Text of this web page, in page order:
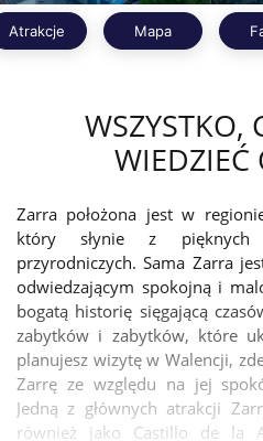
Atrakcje Mapa
WSZYSTKO,
WIEDZIEĆ
Zarra położona jest w
który słynie z
przyrodniczych. Sama Zarra
odwiedzającym spokojną i
bogatą historię sięgającą
zabytków i zabytków, które
planujesz wizytę w Walencji,
Zarrę ze względu na jej
Jedną z głównych atrakcji
również jako Castillo de la